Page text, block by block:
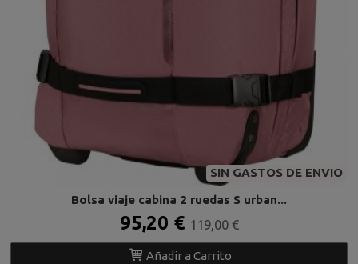
SIN GASTOS DE ENVIO
Bolsa viaje cabina 2 ruedas S urban...
95,20 €119,00 €
Añadir a Carrito